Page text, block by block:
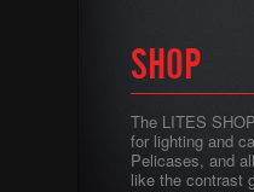
SHOP
The LITES
for lighting and
Pelicases, and
like the contrast